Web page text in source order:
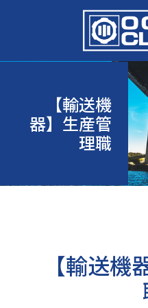
【輸送機
器】生産管
理職
【輸送機